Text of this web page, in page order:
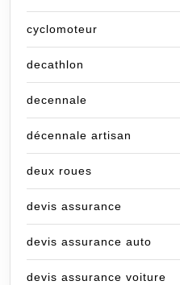
cyclomoteur
decathlon
decennale
décennale artisan
deux roues
devis assurance
devis assurance auto
devis assurance voiture